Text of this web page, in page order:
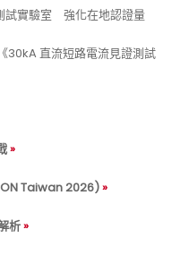
試實驗室 強化在地認證量
30kA 直流短路電流見證測試
Taiwan 2026)
析